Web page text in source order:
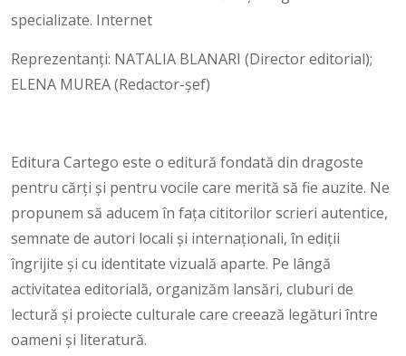
specializate. Internet
Reprezentanți: NATALIA BLANARI (Director editorial);
ELENA MUREA (Redactor-şef)
Editura Cartego este o editură fondată din dragoste
pentru cărți și pentru vocile care merită să fie auzite. Ne
propunem să aducem în fața cititorilor scrieri autentice,
semnate de autori locali și internaționali, în ediții
îngrijite și cu identitate vizuală aparte. Pe lângă
activitatea editorială, organizăm lansări, cluburi de
lectură și proiecte culturale care creează legături între
oameni și literatură.